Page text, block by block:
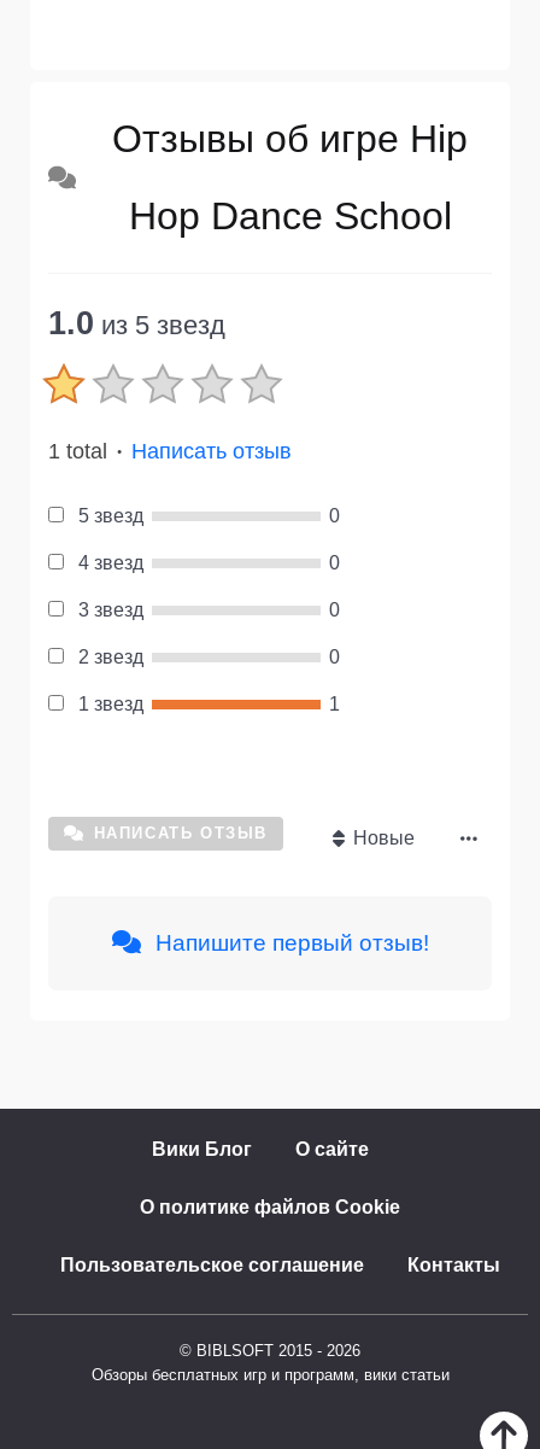
Отзывы об игре Hip
Hop Dance School
1.0 из 5 звезд
1 total ● Написать отзыв
5 звезд 0
4 звезд 0
3 звезд 0
2 звезд 0
1 звезд 1
НАПИСАТЬ ОТЗЫВ Новые
Напишите первый отзыв!
Вики Блог О сайте
О политике файлов Cookie
Пользовательское соглашение Контакты
© BIBLSOFT 2015 - 2026
Обзоры бесплатных игр и программ, вики статьи